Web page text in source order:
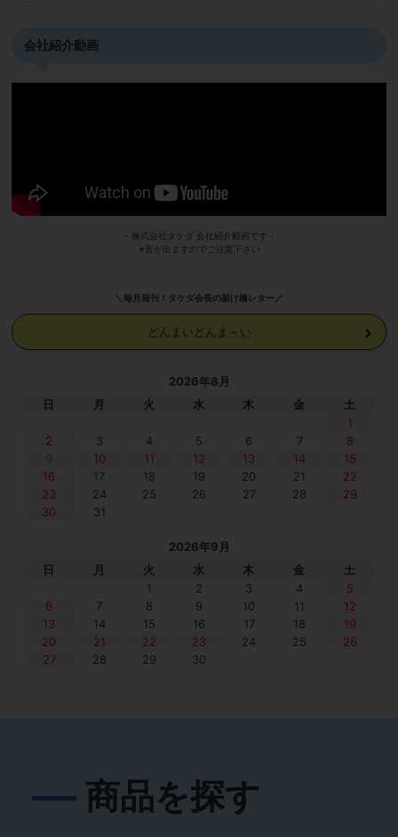
会社紹介動画
- 株式会社タケダ 会社紹介動画です -
※音が出ますのでご注意下さい
＼毎月発刊！タケダ会長の架け橋レター／
どんまいどんま～い
2026年8月
日
月 火 水 木 金
土
1
2
3 4 5 6 7
8
9
10 11 12 13 14
15
16
17 18 19 20 21
22
23
24 25 26 27 28
29
30
31
2026年9月
日
月 火 水 木 金
土
1
2 3 4
5
6
7 8 9 10 11
12
13
14 15 16 17 18
19
20
21 22 23 24 25
26
27
28 29 30
商品を探す